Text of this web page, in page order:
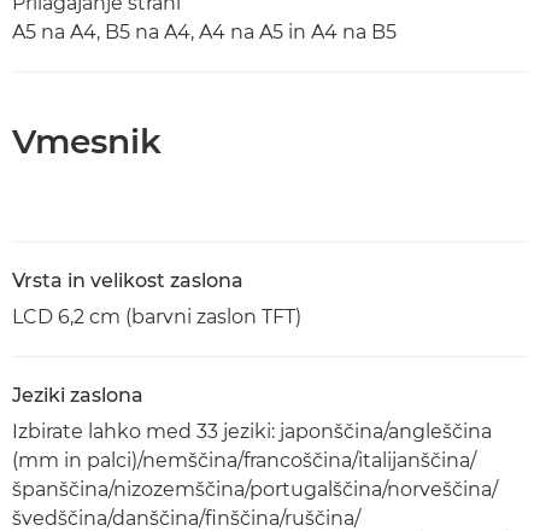
A5 na A4, B5 na A4, A4 na A5 in A4 na B5
Vmesnik
Vrsta in velikost zaslona
LCD 6,2 cm (barvni zaslon TFT)
Jeziki zaslona
Izbirate lahko med 33 jeziki: japonščina/angleščina
(mm in palci)/nemščina/francoščina/italijanščina/
španščina/nizozemščina/portugalščina/norveščina/
švedščina/danščina/finščina/ruščina/